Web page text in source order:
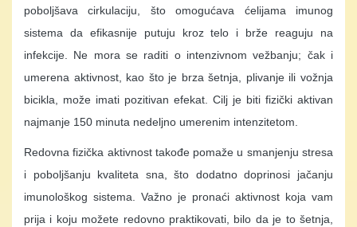
poboljšava cirkulaciju, što omogućava ćelijama imunog
sistema da efikasnije putuju kroz telo i brže reaguju na
infekcije. Ne mora se raditi o intenzivnom vežbanju; čak i
umerena aktivnost, kao što je brza šetnja, plivanje ili vožnja
bicikla, može imati pozitivan efekat. Cilj je biti fizički aktivan
najmanje 150 minuta nedeljno umerenim intenzitetom.
Redovna fizička aktivnost takođe pomaže u smanjenju stresa
i poboljšanju kvaliteta sna, što dodatno doprinosi jačanju
imunološkog sistema. Važno je pronaći aktivnost koja vam
prija i koju možete redovno praktikovati, bilo da je to šetnja,